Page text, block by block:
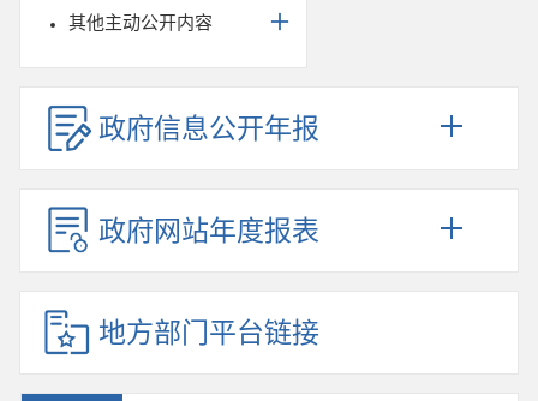
其他主动公开内容
政府信息公开年报
政府网站年度报表
地方部门平台链接